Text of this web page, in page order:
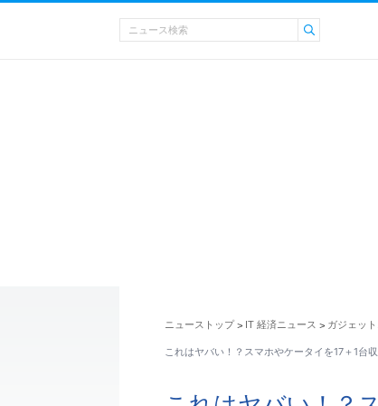
ニューストップ > IT 経済ニュース > ガジェッ
これはヤバい！？スマホやケータイを17＋1台